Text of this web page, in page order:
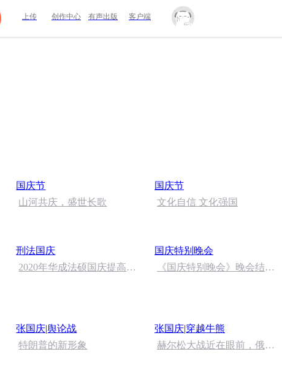
上传 创作中心 有声出版 客户端
国庆节
山河共庆，盛世长歌
国庆节
文化自信 文化强国
刑法国庆
2020年华成法硕国庆提高班
国庆特别晚会
《国庆特别晚会》晚会结尾
张国庆|舆论战
特朗普的新形象
张国庆|穿越牛熊
赫尔松大战近在眼前，俄乌